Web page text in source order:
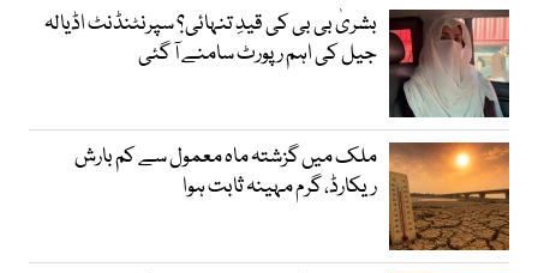
بشریٰ بی بی کی قیدِ تنہائی؟ سپرنٹنڈنٹ اڈیالہ
جیل کی اہم رپورٹ سامنے آ گئی
ملک میں گزشتہ ماہ معمول سے کم بارش
ریکارڈ، گرم مہینہ ثابت ہوا